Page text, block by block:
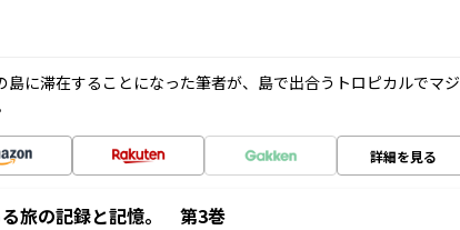
島に滞在することになった筆者が、島で出合うトロピカルでマジ
詳細を見る
旅の記録と記憶。 第3巻